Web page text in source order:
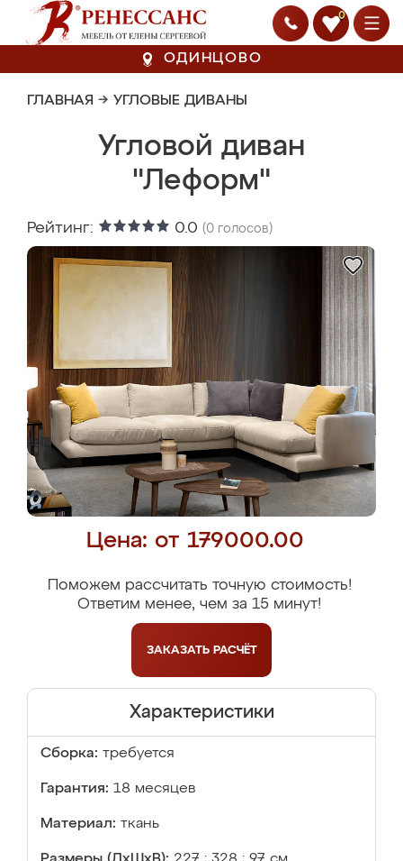
0
ОДИНЦОВО
ГЛАВНАЯ → УГЛОВЫЕ ДИВАНЫ
Угловой диван
"Леформ"
Рейтинг: 0.0 (0 голосов)
Цена: от 179000.00
Поможем рассчитать точную стоимость!
Ответим менее, чем за 15 минут!
ЗАКАЗАТЬ РАСЧЁТ
Характеристики
Сборка: требуется
Гарантия: 18 месяцев
Материал: ткань